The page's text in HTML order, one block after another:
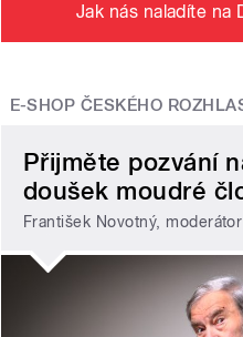
Jak nás naladíte na
E-SHOP ČESKÉHO
Přijměte pozvání
doušek moudré
František Novotný, moderátor